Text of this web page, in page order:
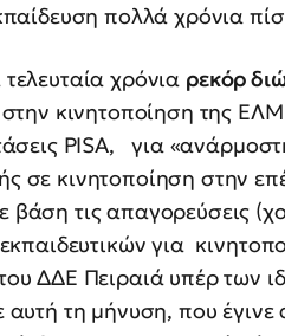
πολλά χρόνια
χρόνια ρεκόρ
στην κινητοποίηση της
PISA, για
σε κινητοποίηση στην
τις απαγορεύσεις
για
ΔΔΕ Πειραιά υπέρ των
τη μήνυση, που